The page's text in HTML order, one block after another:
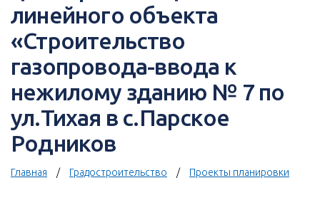
линейного объекта
«Строительство
газопровода-ввода к
нежилому зданию № 7 по
ул.Тихая в с.Парское
Родников
Главная Градостроительство Проекты планировки